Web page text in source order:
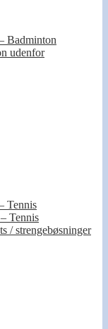
Badminton
udenfor
Tennis
Tennis
/ strengebøsninger